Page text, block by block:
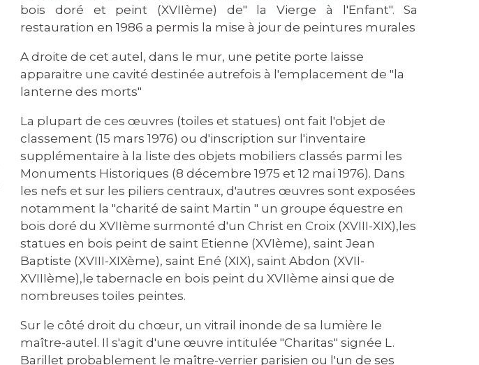
bois doré et peint (XVIIème) de" la Vierge à l'Enfant". Sa
restauration en 1986 a permis la mise à jour de peintures murales
A droite de cet autel, dans le mur, une petite porte laisse
apparaitre une cavité destinée autrefois à l'emplacement de "la
lanterne des morts"
La plupart de ces œuvres (toiles et statues) ont fait l'objet de
classement (15 mars 1976) ou d'inscription sur l'inventaire
supplémentaire à la liste des objets mobiliers classés parmi les
Monuments Historiques (8 décembre 1975 et 12 mai 1976). Dans
les nefs et sur les piliers centraux, d'autres œuvres sont exposées
notamment la "charité de saint Martin " un groupe équestre en
bois doré du XVIIème surmonté d'un Christ en Croix (XVIII-XIX),les
statues en bois peint de saint Etienne (XVIème), saint Jean
Baptiste (XVIII-XIXème), saint Ené (XIX), saint Abdon (XVII-
XVIIIème),le tabernacle en bois peint du XVIIème ainsi que de
nombreuses toiles peintes.
Sur le côté droit du chœur, un vitrail inonde de sa lumière le
maître-autel. Il s'agit d'une œuvre intitulée "Charitas" signée L.
Barillet probablement le maître-verrier parisien ou l'un de ses